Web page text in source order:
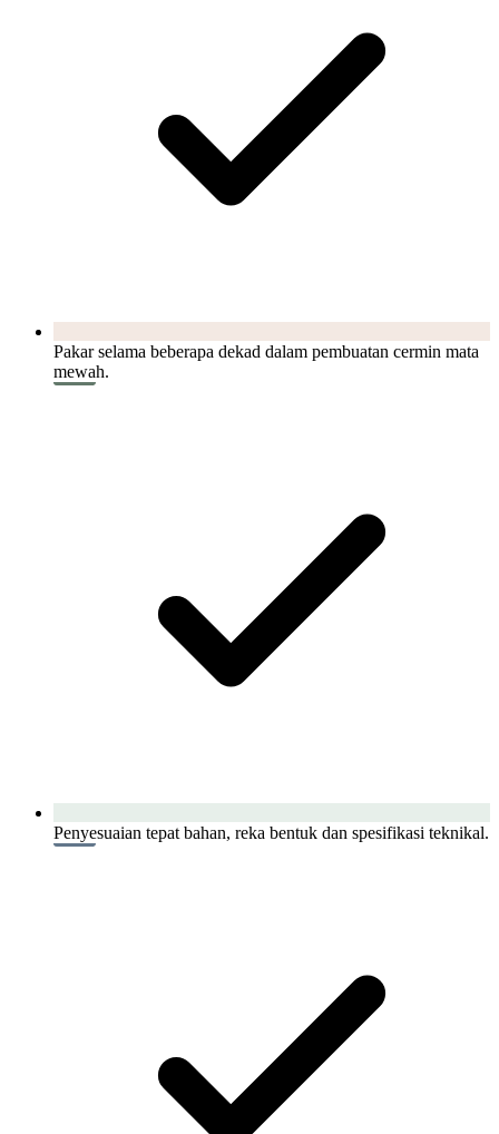
Pakar selama beberapa dekad dalam pembuatan cermin mata
mewah.
Penyesuaian tepat bahan, reka bentuk dan spesifikasi teknikal.